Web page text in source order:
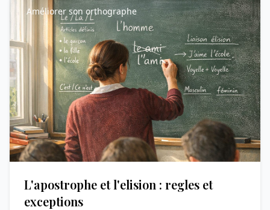
Améliorer son orthographe
L'apostrophe et l'elision : regles et
exceptions